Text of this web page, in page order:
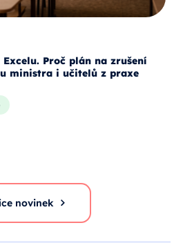
Proč plán na zrušení
ministra i učitelů z praxe
novinek